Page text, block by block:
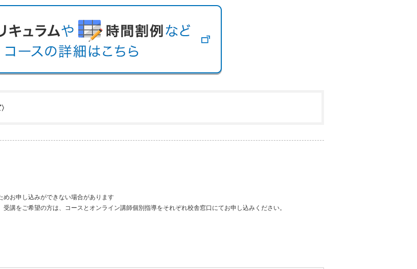
めお申し込みができない場合があります
講をご希望の方は、コースとオンライン講師個別指導をそれぞれ校舎窓口にてお申し込みください。